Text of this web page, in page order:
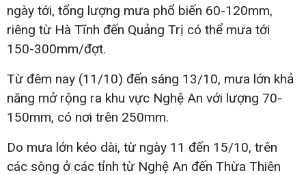
ngày tới, tổng lượng mưa phổ biến 60-120mm,
riêng từ Hà Tĩnh đến Quảng Trị có thể mưa tới
150-300mm/đợt.
Từ đêm nay (11/10) đến sáng 13/10, mưa lớn khả
năng mở rộng ra khu vực Nghệ An với lượng 70-
150mm, có nơi trên 250mm.
Do mưa lớn kéo dài, từ ngày 11 đến 15/10, trên
các sông ở các tỉnh từ Nghệ An đến Thừa Thiên